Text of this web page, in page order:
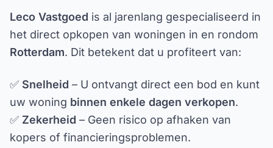
Leco Vastgoed is al jarenlang gespecialiseerd in
het direct opkopen van woningen in en rondom
Rotterdam. Dit betekent dat u profiteert van:
✅ Snelheid – U ontvangt direct een bod en kunt
uw woning binnen enkele dagen verkopen.
✅ Zekerheid – Geen risico op afhaken van
kopers of financieringsproblemen.